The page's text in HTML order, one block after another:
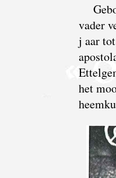
vader
j aar
het